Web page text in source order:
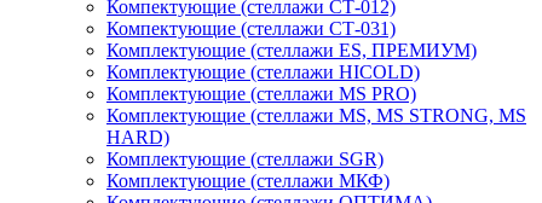
Компектующие (стеллажи СТ-012)
Компектующие (стеллажи СТ-031)
Комплектующие (стеллажи ES, ПРЕМИУМ)
Комплектующие (стеллажи HICOLD)
Комплектующие (стеллажи MS PRO)
Комплектующие (стеллажи MS, MS STRONG, MS
HARD)
Комплектующие (стеллажи SGR)
Комплектующие (стеллажи МКФ)